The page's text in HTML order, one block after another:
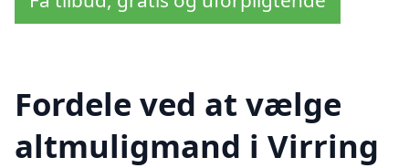
Fordele ved at vælge
altmuligmand i Virring